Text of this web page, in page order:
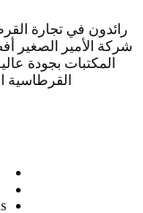
رائدون في تجارة
شركة الأمير الصغير
المكتبات بجودة
القرطاسية